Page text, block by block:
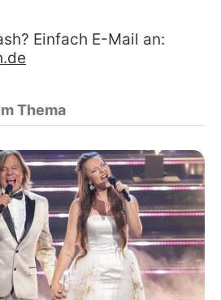
Einfach E-Mail an:
Thema